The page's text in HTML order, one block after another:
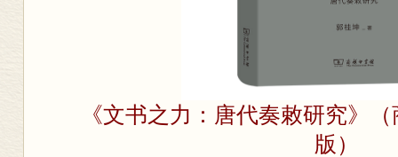
《文书之力：唐代奏敕研究》
版）